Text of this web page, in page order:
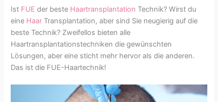
Ist FUE der beste Haartransplantation Technik? Wirst du
eine Haar Transplantation, aber sind Sie neugierig auf die
beste Technik? Zweifellos bieten alle
Haartransplantationstechniken die gewünschten
Lösungen, aber eine sticht mehr hervor als die anderen.
Das ist die FUE-Haartechnik!